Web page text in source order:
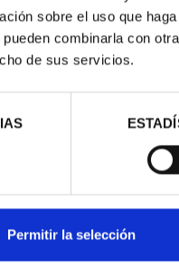
sobre el uso que
combinarla con
de sus servicios.
Permitir la selección
CIUDADES PATRIMONIO
73,00 €